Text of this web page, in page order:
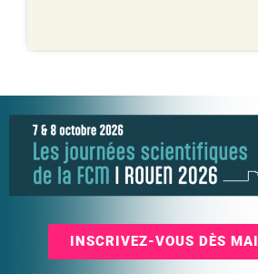
INSCRIVEZ-VOUS DÈS